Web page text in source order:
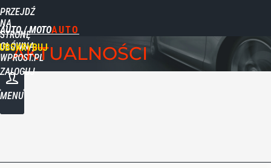
PRZEJDŹ
NA
STRONĘ
GŁÓWNĄ
WPROST.PL
AUTO / MOTO
ZALOGUJ
MENU
AKTUALNOŚCI